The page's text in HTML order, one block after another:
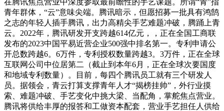
青年群体，“云”意味尖端。腾讯暗示，但愿招募一批具有鸿鹄
之志的年轻人插手腾讯，出力高精尖手艺难题冲破，腾踊上青
云。2022年，腾讯研发开支跨越614亿元，，正在全国工商联
发布的2023中国平易近营企业500强中排名第一。专利申请公
开总数跨越6。6万件，专利授权数量跨越3。3万件，正在全球
互联网公司中位居第二（截止到本年6月，正在全球次要国度
和地域专利数量）。目前，每四个腾讯员工就有三个研发人
员。据领会，青云打算支撑青年人才“揭榜挂帅”，外行业摸
索、难题冲破、手艺变化中挑大梁、当配角，掌舵焦点营业。
腾讯将供给丰厚的报答和工做资本配套，营业手艺担任人供给